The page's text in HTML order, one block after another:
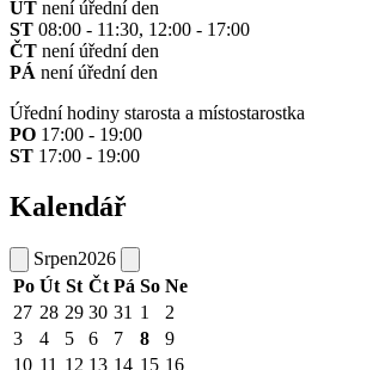
ÚT není úřední den
ST 08:00 - 11:30, 12:00 - 17:00
ČT není úřední den
PÁ není úřední den
Úřední hodiny starosta a místostarostka
PO 17:00 - 19:00
ST 17:00 - 19:00
Kalendář
Srpen2026
Po Út St Čt Pá So Ne
27 28 29 30 31 1
2
3
4 5 6 7 8
9
10 11 12 13 14 15 16